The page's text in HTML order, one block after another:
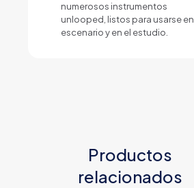
numerosos instrumentos
unlooped, listos para usarse en
escenario y en el estudio.
Productos
relacionados